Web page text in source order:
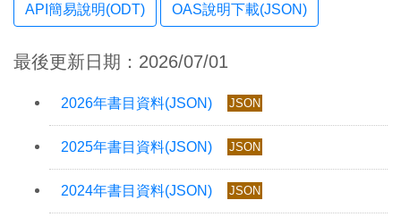
OAS說明下載(JSON)
最後更新日期：2026/07/01
JSON
JSON
JSON